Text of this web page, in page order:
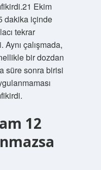
Ekim
dakika içinde
tekrar
Aynı çalışmada,
bir dozdan
süre sonra birisi
12